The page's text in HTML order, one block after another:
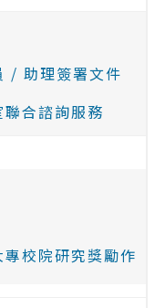
/ 助理簽署文件
合諮詢服務
校院研究獎勵作